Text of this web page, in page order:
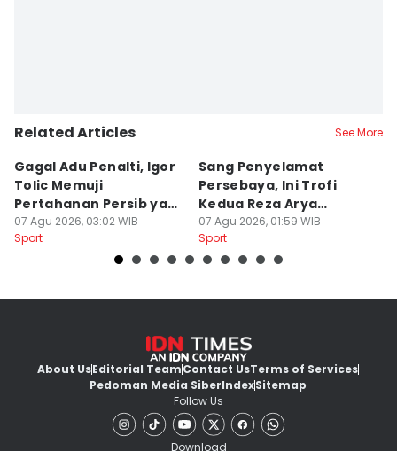
Related Articles See More
Gagal Adu Penalti, Igor
Tolic Memuji
Pertahanan Persib yang
Solid
07 Agu 2026, 03:02 WIB
Sport
Sang Penyelamat
Persebaya, Ini Trofi
Kedua Reza Arya
Bersama Tavares
07 Agu 2026, 01:59 WIB
Sport
About UsEditorial TeamContact UsTerms of Services
Pedoman Media SiberIndexSitemap
Follow Us
Download